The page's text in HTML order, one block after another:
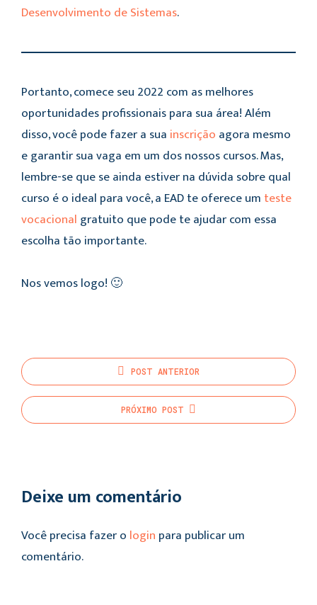
Desenvolvimento de Sistemas.
Portanto, comece seu 2022 com as melhores
oportunidades profissionais para sua área! Além
disso, você pode fazer a sua inscrição agora mesmo
e garantir sua vaga em um dos nossos cursos. Mas,
lembre-se que se ainda estiver na dúvida sobre qual
curso é o ideal para você, a EAD te oferece um teste
vocacional gratuito que pode te ajudar com essa
escolha tão importante.
Nos vemos logo! 🙂
POST ANTERIOR
PRÓXIMO POST
Deixe um comentário
Você precisa fazer o login para publicar um
comentário.